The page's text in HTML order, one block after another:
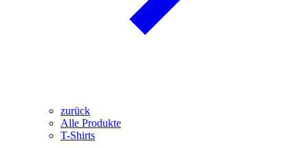
zurück
Alle Produkte
T-Shirts